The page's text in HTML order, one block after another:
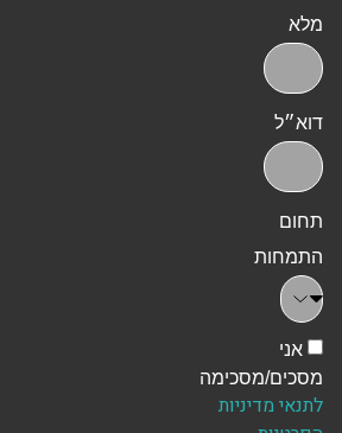
מלא
דוא״ל
תחום
התמחות
אני
מסכים/מסכימה
לתנאי מדיניות